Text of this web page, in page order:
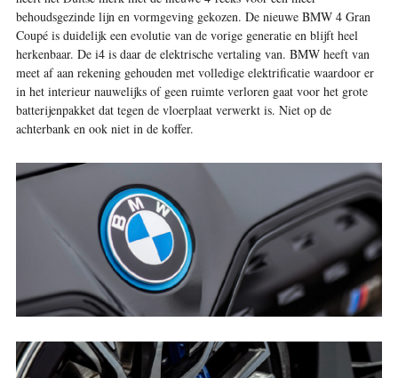
behoudsgezinde lijn en vormgeving gekozen. De nieuwe BMW 4 Gran
Coupé is duidelijk een evolutie van de vorige generatie en blijft heel
herkenbaar. De i4 is daar de elektrische vertaling van. BMW heeft van
meet af aan rekening gehouden met volledige elektrificatie waardoor er
in het interieur nauwelijks of geen ruimte verloren gaat voor het grote
batterijenpakket dat tegen de vloerplaat verwerkt is. Niet op de
achterbank en ook niet in de koffer.